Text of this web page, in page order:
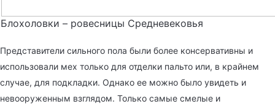
Блохоловки – ровесницы Средневековья
Представители сильного пола были более консервативны и
использовали мех только для отделки пальто или, в крайнем
случае, для подкладки. Однако ее можно было увидеть и
невооруженным взглядом. Только самые смелые и